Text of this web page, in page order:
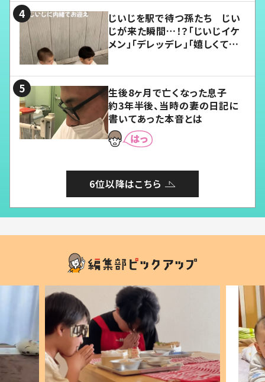
じいじを駅で待つ孫たち じい
じが来た瞬間…！？「じいじイケ
メン」「デレッデレ」「嬉しくて可
生後8ヶ月で亡くなった息子
約3年半後、当時の妻の日記に
書いてあった本音とは
6位以降はこちら